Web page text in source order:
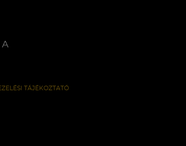
TÁJÉKOZTATÓ